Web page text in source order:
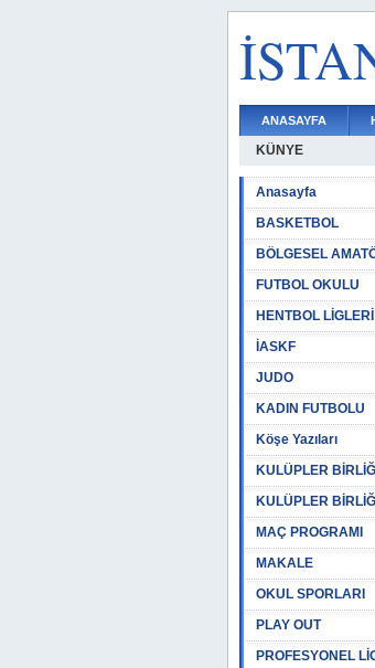
ANASAYFA
KÜNYE
Anasayfa
BASKETBOL
BÖLGESEL
FUTBOL OKULU
HENTBOL LİGLERİ
İASKF
JUDO
KADIN FUTBOLU
Köşe Yazıları
KULÜPLER BİRLİĞİ
KULÜPLER BİRLİĞİ
MAÇ PROGRAMI
MAKALE
OKUL SPORLARI
PLAY OUT
PROFESYONEL